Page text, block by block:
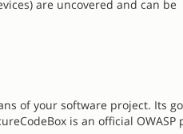
are uncovered and can be
of your software project. Its
is an official OWASP